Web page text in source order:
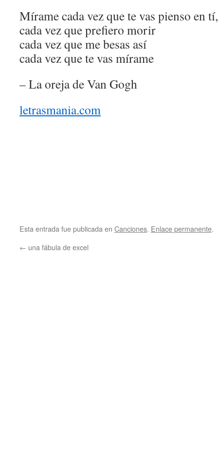
Mírame cada vez que te vas pienso en tí,
cada vez que prefiero morir
cada vez que me besas así
cada vez que te vas mírame
– La oreja de Van Gogh
letrasmania.com
Esta entrada fue publicada en Canciones. Enlace permanente.
← una fábula de excel